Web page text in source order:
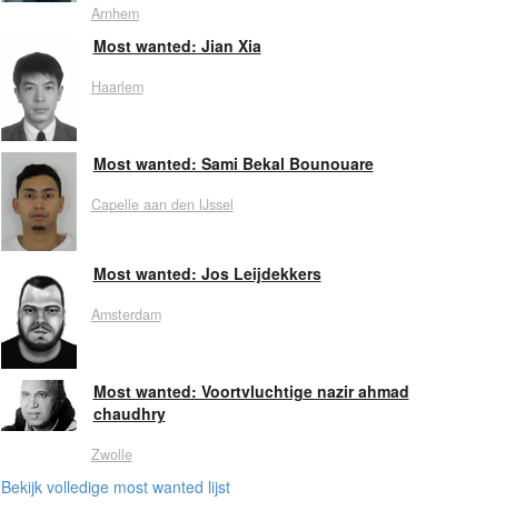
Arnhem
Most wanted: Jian Xia
Haarlem
Most wanted: Sami Bekal Bounouare
Capelle aan den IJssel
Most wanted: Jos Leijdekkers
Amsterdam
Most wanted: Voortvluchtige nazir ahmad
chaudhry
Zwolle
Bekijk volledige most wanted lijst